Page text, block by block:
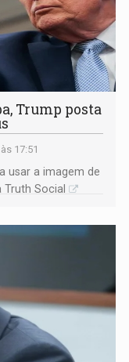
Trump posta
17:51
usar a imagem de
Social